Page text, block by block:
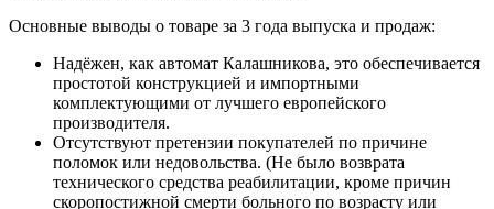
Основные выводы о товаре за 3 года выпуска и продаж:
Надёжен, как автомат Калашникова, это обеспечивается
простотой конструкцией и импортными
комплектующими от лучшего европейского
производителя.
Отсутствуют претензии покупателей по причине
поломок или недовольства. (Не было возврата
технического средства реабилитации, кроме причин
скоропостижной смерти больного по возрасту или